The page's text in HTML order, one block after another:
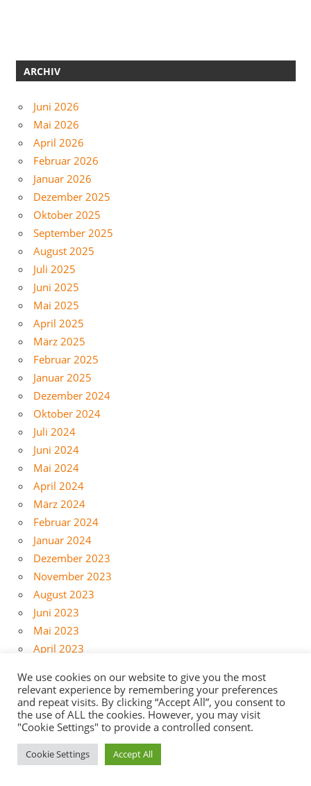
ARCHIV
Juni 2026
Mai 2026
April 2026
Februar 2026
Januar 2026
Dezember 2025
Oktober 2025
September 2025
August 2025
Juli 2025
Juni 2025
Mai 2025
April 2025
März 2025
Februar 2025
Januar 2025
Dezember 2024
Oktober 2024
Juli 2024
Juni 2024
Mai 2024
April 2024
März 2024
Februar 2024
Januar 2024
Dezember 2023
November 2023
August 2023
Juni 2023
Mai 2023
April 2023
Januar 2023
Dezember 2022
November 2022
Mai 2022
We use cookies on our website to give you the most
relevant experience by remembering your preferences
and repeat visits. By clicking “Accept All”, you consent to
the use of ALL the cookies. However, you may visit
"Cookie Settings" to provide a controlled consent.
Cookie Settings Accept All